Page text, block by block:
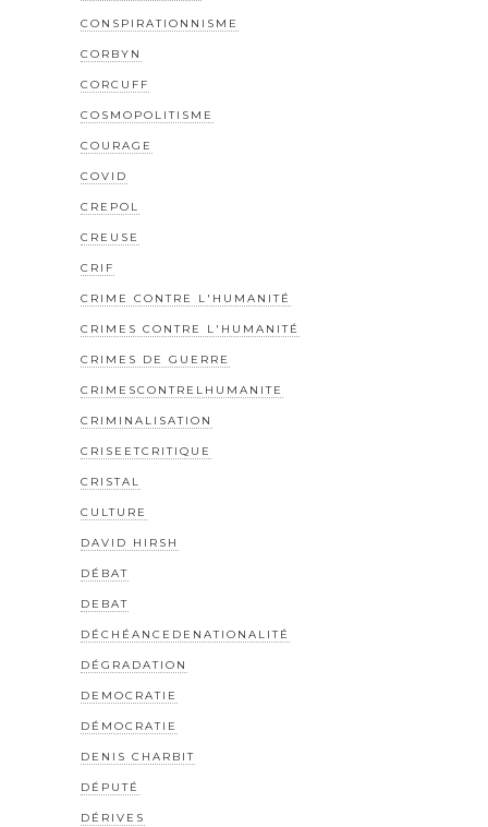
CONSPIRATIONNISME
CORBYN
CORCUFF
COSMOPOLITISME
COURAGE
COVID
CREPOL
CREUSE
CRIF
CRIME CONTRE L'HUMANITÉ
CRIMES CONTRE L'HUMANITÉ
CRIMES DE GUERRE
CRIMESCONTRELHUMANITE
CRIMINALISATION
CRISEETCRITIQUE
CRISTAL
CULTURE
DAVID HIRSH
DÉBAT
DEBAT
DÉCHÉANCEDENATIONALITÉ
DÉGRADATION
DEMOCRATIE
DÉMOCRATIE
DENIS CHARBIT
DÉPUTÉ
DÉRIVES